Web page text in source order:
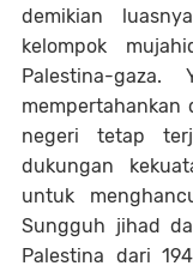
demikian
kelompok
Palestina-
mempertahankan
negeri tetap
dukungan
untuk
Sungguh jihad
Palestina dari